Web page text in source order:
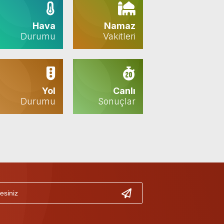
Hava
Durumu
Namaz
Vakitleri
Yol
Durumu
Canlı
Sonuçlar